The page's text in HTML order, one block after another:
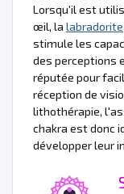
Lorsqu'il est
œil, la labradorite
stimule les
des perceptions
réputée pour
réception de
lithothérapie,
chakra est donc
développer leur